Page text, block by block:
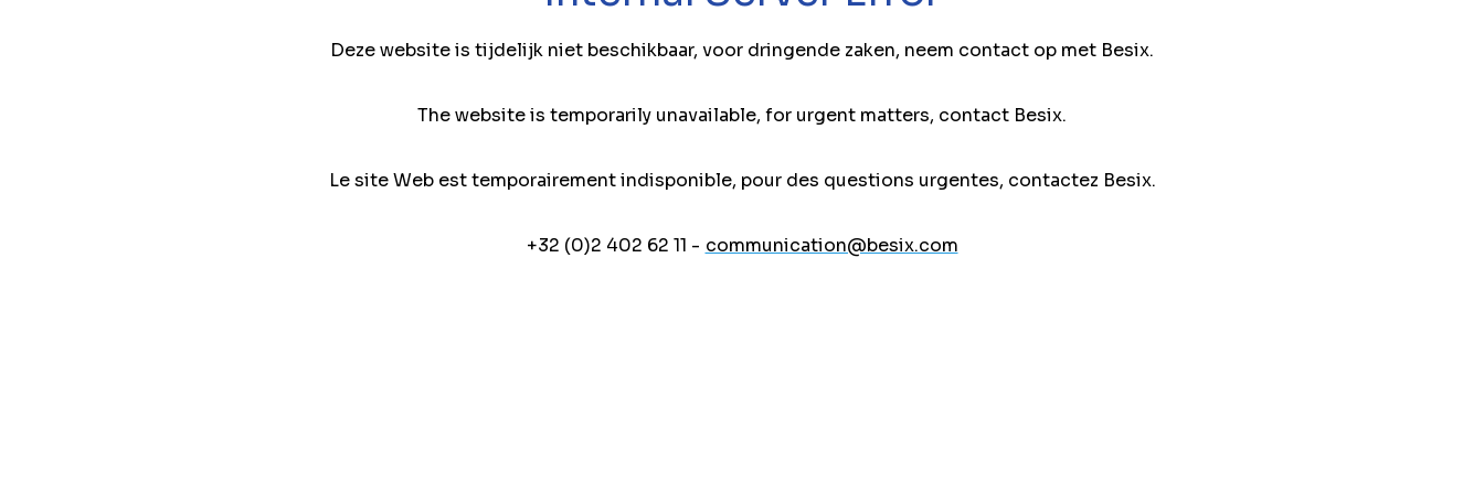
Deze website is tijdelijk niet beschikbaar, voor dringende zaken, neem contact op met Besix.
The website is temporarily unavailable, for urgent matters, contact Besix.
Le site Web est temporairement indisponible, pour des questions urgentes, contactez Besix.
+32 (0)2 402 62 11 - communication@besix.com